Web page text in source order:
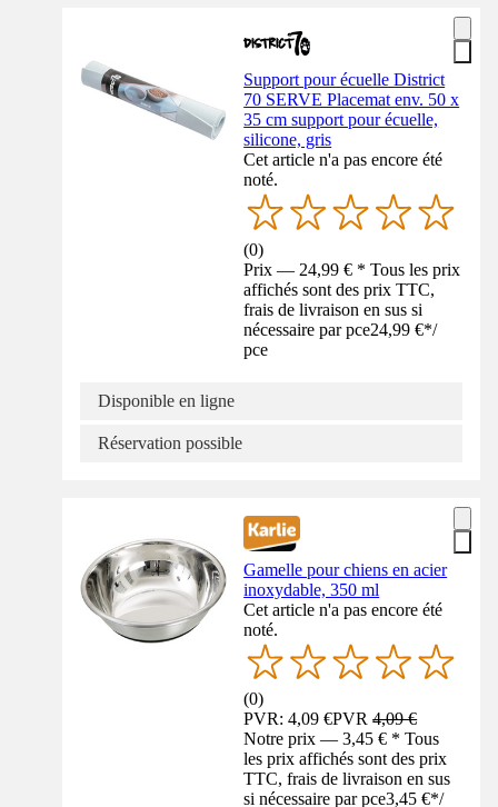
Support pour écuelle District
70 SERVE Placemat env. 50 x
35 cm support pour écuelle,
silicone, gris
Cet article n'a pas encore été
noté.
(0)
Prix — 24,99 € * Tous les prix
affichés sont des prix TTC,
frais de livraison en sus si
nécessaire par pce24,99 €*/
pce
Disponible en ligne
Réservation possible
Gamelle pour chiens en acier
inoxydable, 350 ml
Cet article n'a pas encore été
noté.
(0)
PVR: 4,09 €PVR4,09 €
Notre prix — 3,45 € * Tous
les prix affichés sont des prix
TTC, frais de livraison en sus
si nécessaire par pce3,45 €*/